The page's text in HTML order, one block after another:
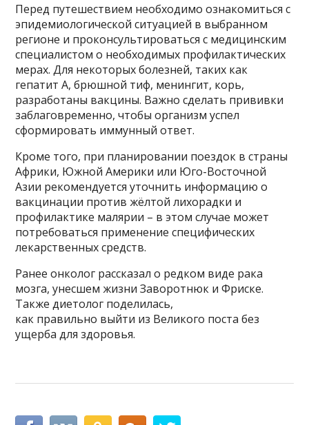
Перед путешествием необходимо ознакомиться с
эпидемиологической ситуацией в выбранном
регионе и проконсультироваться с медицинским
специалистом о необходимых профилактических
мерах. Для некоторых болезней, таких как
гепатит А, брюшной тиф, менингит, корь,
разработаны вакцины. Важно сделать прививки
заблаговременно, чтобы организм успел
сформировать иммунный ответ.
Кроме того, при планировании поездок в страны
Африки, Южной Америки или Юго-Восточной
Азии рекомендуется уточнить информацию о
вакцинации против жёлтой лихорадки и
профилактике малярии – в этом случае может
потребоваться применение специфических
лекарственных средств.
Ранее онколог рассказал о редком виде рака
мозга, унесшем жизни Заворотнюк и Фриске.
Также диетолог поделилась,
как правильно выйти из Великого поста без
ущерба для здоровья.